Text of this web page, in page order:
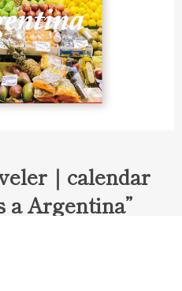
｜calendar
a Argentina”